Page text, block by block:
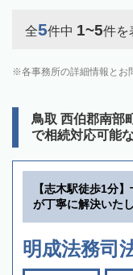
全5件中 1~5件を
各事務所の詳細情報とお
鳥取 西伯郡南部
で相続対応可能
【志木駅徒歩1分
が丁寧に解決いた
明成法務司